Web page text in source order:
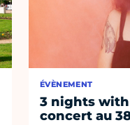
ÉVÈNEMENT
3 nights with
concert au